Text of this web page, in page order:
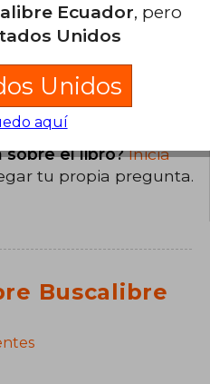
sobre el libro
sobre el libro?Inicia
tu propia pregunta.
Buscalibre
Ecuador, pero
Unidos
Unidos
aquí